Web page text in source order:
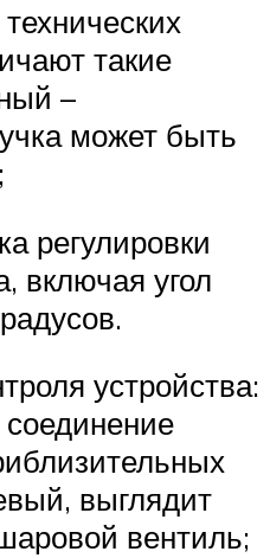
такие
–
может быть
регулировки
включая угол
устройства:
выглядит
вентиль;